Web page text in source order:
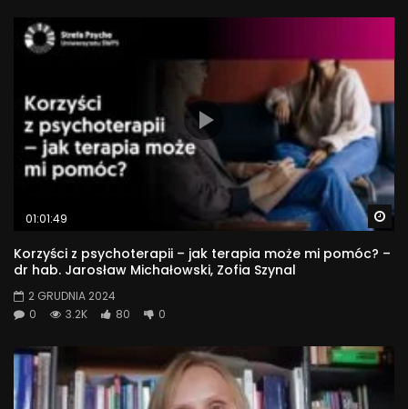
01:01:49
Korzyści z psychoterapii – jak terapia może mi pomóc? –
dr hab. Jarosław Michałowski, Zofia Szynal
2 GRUDNIA 2024
0
3.2K 80 0